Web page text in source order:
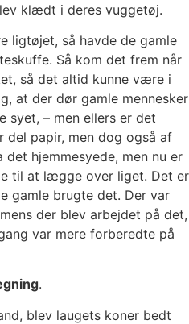
klædt i deres vuggetøj.
ligtøjet, så havde de gamle
Så kom det frem når
så det altid kunne være i
at der dør gamle mennesker
syet, – men ellers er det
papir, men dog også af
hjemmesyede, men nu er
til at lægge over liget. Det er
gamle brugte det. Der var
der blev arbejdet på det,
var mere forberedte på
.
blev laugets koner bedt